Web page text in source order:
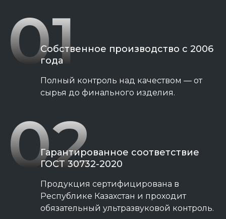
01
Собственное производство с 2006
года
Полный контроль над качеством — от
сырья до финального изделия.
02
Гарантированное соответствие
ГОСТ 30732-2020
Продукция сертифицирована в
Республике Казахстан и проходит
обязательный ультразвуковой контроль.